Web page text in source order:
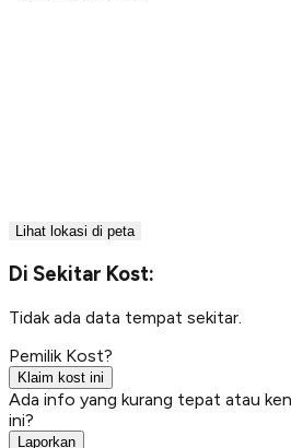
Lihat lokasi di peta
Di Sekitar Kost:
Tidak ada data tempat sekitar.
Pemilik Kost?
Klaim kost ini
Ada info yang kurang tepat atau
ini?
Laporkan